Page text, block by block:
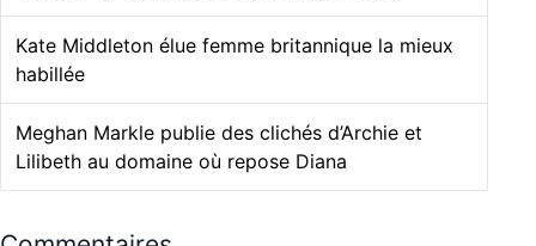
Kate Middleton élue femme britannique la mieux
habillée
Meghan Markle publie des clichés d’Archie et
Lilibeth au domaine où repose Diana